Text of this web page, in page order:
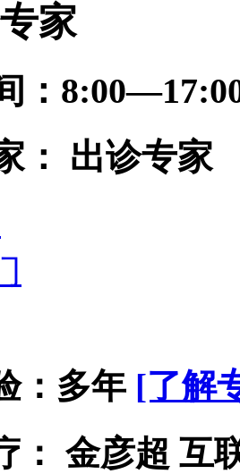
家
：
：
出诊专家
： 多年 [了解
： 金彦超 互